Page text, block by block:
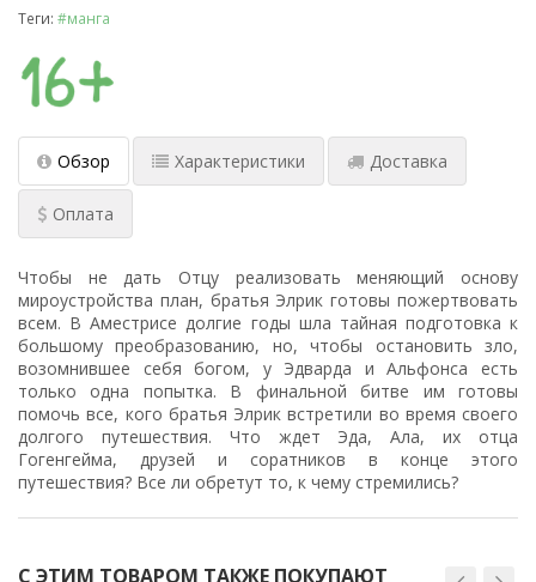
Теги: #манга
Обзор Характеристики Доставка
Оплата
Чтобы не дать Отцу реализовать меняющий основу
мироустройства план, братья Элрик готовы пожертвовать
всем. В Аместрисе долгие годы шла тайная подготовка к
большому преобразованию, но, чтобы остановить зло,
возомнившее себя богом, у Эдварда и Альфонса есть
только одна попытка. В финальной битве им готовы
помочь все, кого братья Элрик встретили во время своего
долгого путешествия. Что ждет Эда, Ала, их отца
Гогенгейма, друзей и соратников в конце этого
путешествия? Все ли обретут то, к чему стремились?
С ЭТИМ ТОВАРОМ ТАКЖЕ ПОКУПАЮТ